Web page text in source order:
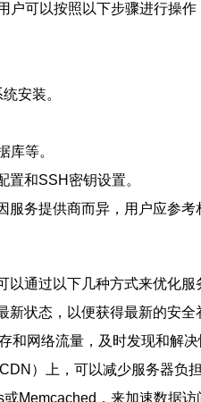
户可以按照以下步骤进行操作
安装。
库等。
和SSH密钥设置。
务提供商而异，用户应参考
通过以下几种方式来优化服
状态，以便获得最新的安全
和网络流量，及时发现和解决
）上，可以减少服务器负
Memcached，来加速数据访